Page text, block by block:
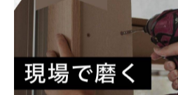
密着のスタイルで高い技術力を
工は、伝統的な木造建築技術
せることで、住まいの品質向上
で、建築業界全体で人手不足が
でも大工や工務店の求人が増加